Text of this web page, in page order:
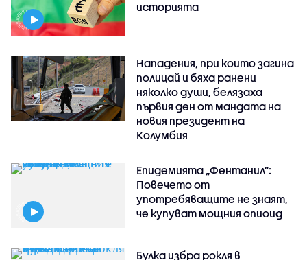
историята
Нападения, при които загина
полицай и бяха ранени
няколко души, белязаха
първия ден от мандата на
новия президент на
Колумбия
Епидемията „Фентанил”:
Повечето от
употребяващите не знаят,
че купуват мощния опиоид
Булка избра рокля в